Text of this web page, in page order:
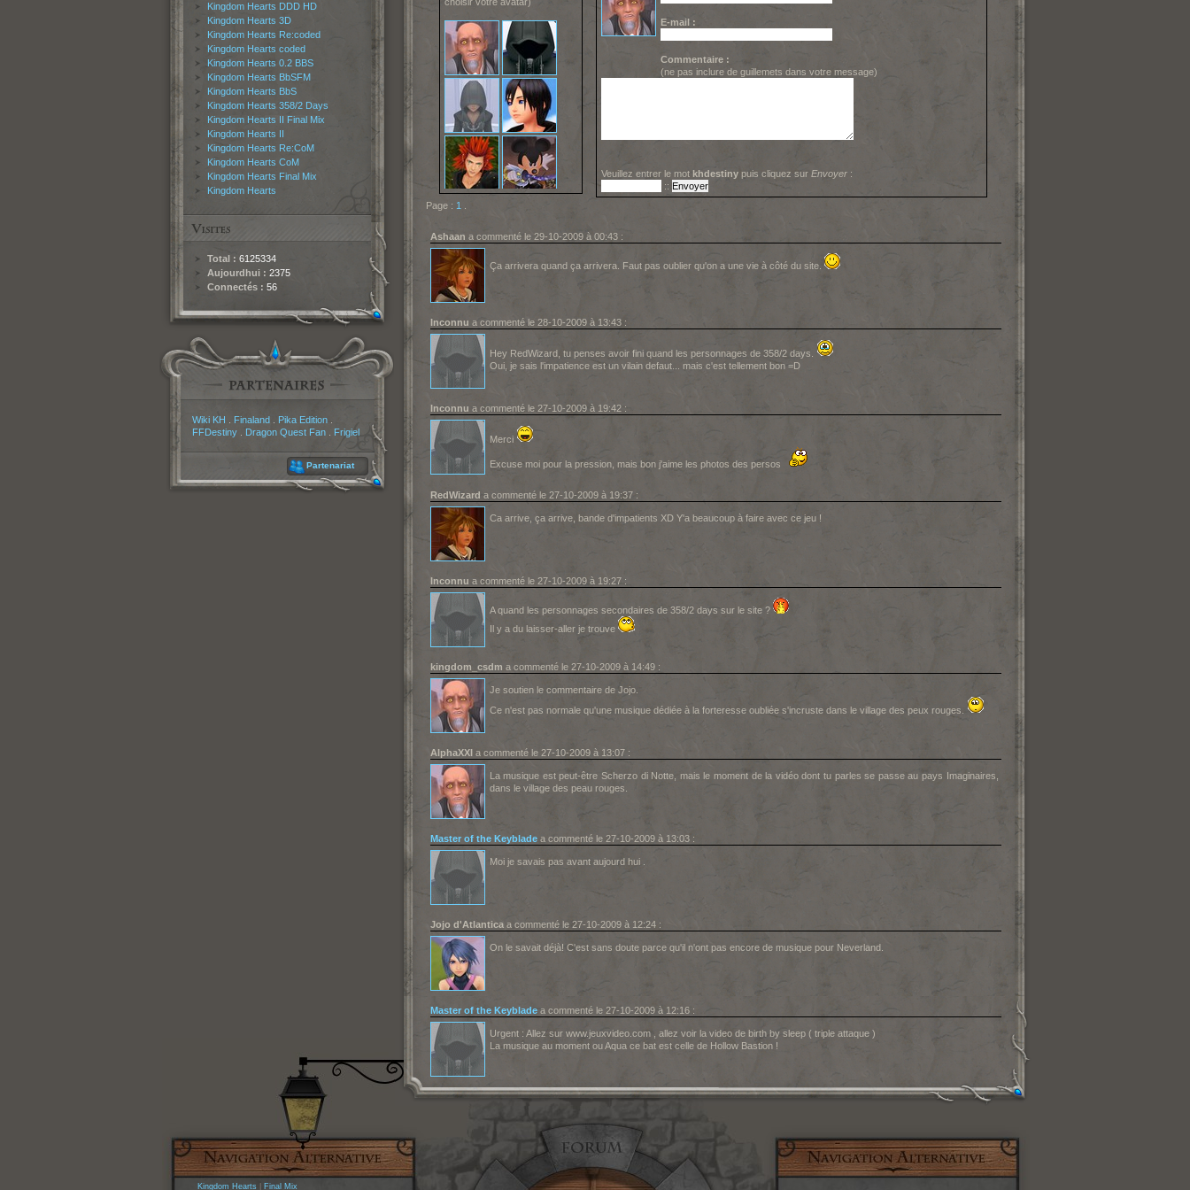
Kingdom Hearts DDD HD
Kingdom Hearts 3D
Kingdom Hearts Re:coded
Kingdom Hearts coded
Kingdom Hearts 0.2 BBS
Kingdom Hearts BbSFM
Kingdom Hearts BbS
Kingdom Hearts 358/2 Days
Kingdom Hearts II Final Mix
Kingdom Hearts II
Kingdom Hearts Re:CoM
Kingdom Hearts CoM
Kingdom Hearts Final Mix
Kingdom Hearts
Total : 6125334
Aujourdhui : 2375
Connectés : 56
Wiki KH Finaland. Pika Edition.
FFDestiny. Dragon Quest Fan. Frigiel
Partenariat
E-mail :
Commentaire :
(ne pas inclure de guillemets dans votre message)
Veuillez entrer le mot khdestinypuis cliquez sur Envoyer:
::
Page : 1
Ashaan a commenté le 29-10-2009 à 00:43 :
Ça arrivera quand ça arrivera. Faut pas oublier qu'on a une vie à côté du site.
Inconnu a commenté le 28-10-2009 à 13:43 :
Hey RedWizard, tu penses avoir fini quand les personnages de 358/2 days.
Oui, je sais l'impatience est un vilain defaut... mais c'est tellement bon =D
Inconnu a commenté le 27-10-2009 à 19:42 :
Merci
Excuse moi pour la pression, mais bon j'aime les photos des persos
RedWizard a commenté le 27-10-2009 à 19:37 :
Ca arrive, ça arrive, bande d'impatients XD Y'a beaucoup à faire avec ce jeu !
Inconnu a commenté le 27-10-2009 à 19:27 :
A quand les personnages secondaires de 358/2 days sur le site ?
Il y a du laisser-aller je trouve
kingdom_csdm a commenté le 27-10-2009 à 14:49 :
Je soutien le commentaire de Jojo.
Ce n'est pas normale qu'une musique dédiée à la forteresse oubliée s'incruste dans le village des peux rouges.
AlphaXXIa commenté le 27-10-2009 à 13:07 :
La musique est peut-être Scherzo di Notte, mais le moment de la vidéo dont tu parles se passe au pays Imaginaires,
dans le village des peau rouges.
Master of the Keybladea commenté le 27-10-2009 à 13:03 :
Moi je savais pas avant aujourd hui .
Jojo d'Atlanticaa commenté le 27-10-2009 à 12:24 :
On le savait déjà! C'est sans doute parce qu'il n'ont pas encore de musique pour Neverland.
Master of the Keybladea commenté le 27-10-2009 à 12:16 :
Urgent : Allez sur www.jeuxvideo.com , allez voir la video de birth by sleep ( triple attaque )
La musique au moment ou Aqua ce bat est celle de Hollow Bastion !
Kingdom Hearts Final Mix